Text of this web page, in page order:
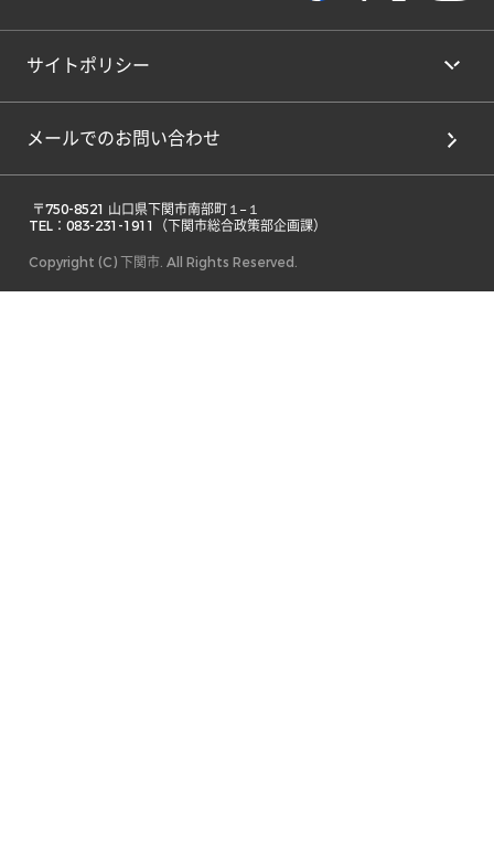
サイトポリシー
メールでのお問い合わせ
TEL：083-231-1911（下関市総合政策部企画課）
Copyright (C) 下関市. All Rights Reserved.